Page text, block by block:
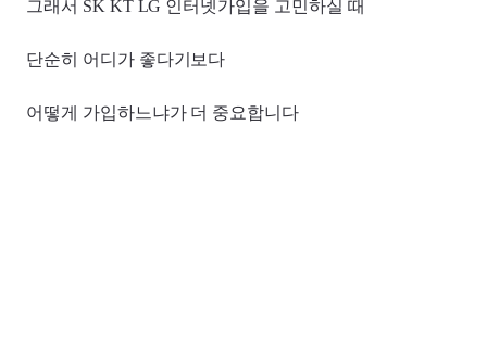
그래서 SK KT LG 인터넷가입을 고민하실 때
단순히 어디가 좋다기보다
어떻게 가입하느냐가 더 중요합니다